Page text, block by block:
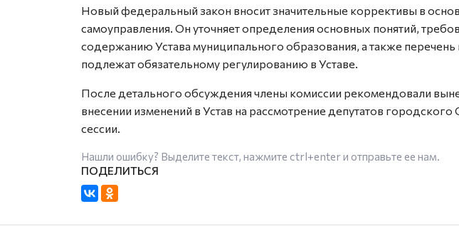
Новый федеральный закон вносит значительные коррективы в
самоуправления. Он уточняет определения основных понятий,
содержанию Устава муниципального образования, а также
подлежат обязательному регулированию в Уставе.
После детального обсуждения члены комиссии рекомендовали
внесении изменений в Устав на рассмотрение депутатов городского
сессии.
Нашли ошибку? Выделите текст, нажмите ctrl+enterи отправьте ее нам.